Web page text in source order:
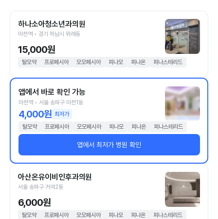
하나소아청소년과의원
마천역 • 경기 하남시 위례동
15,000원
탈모약 프로페시아 모모페시아 피나모 피나온 피나스테리드
앱에서 바로 확인 가능
마천역 • 서울 송파구 마천1동
4,000원 최저가
탈모약
프로페시아 모모페시아 피나모 피나온 피나스테리드
앱에서 최저가 병원 확인
아산온유이비인후과의원
서울 송파구 거여2동
6,000원
탈모약 프로페시아 모모페시아 피나모 피나온 피나스테리드